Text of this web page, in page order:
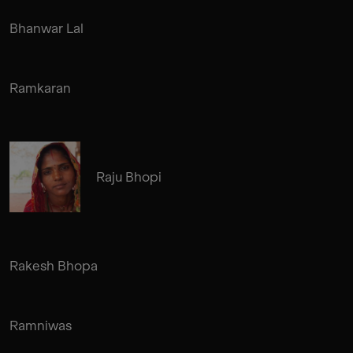
Bhanwar Lal
Ramkaran
Raju Bhopi
Rakesh Bhopa
Ramniwas